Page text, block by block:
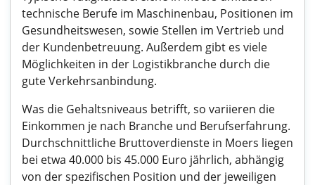
technische Berufe im Maschinenbau, Positionen im
Gesundheitswesen, sowie Stellen im Vertrieb und
der Kundenbetreuung. Außerdem gibt es viele
Möglichkeiten in der Logistikbranche durch die
gute Verkehrsanbindung.
Was die Gehaltsniveaus betrifft, so variieren die
Einkommen je nach Branche und Berufserfahrung.
Durchschnittliche Bruttoverdienste in Moers liegen
bei etwa 40.000 bis 45.000 Euro jährlich, abhängig
von der spezifischen Position und der jeweiligen